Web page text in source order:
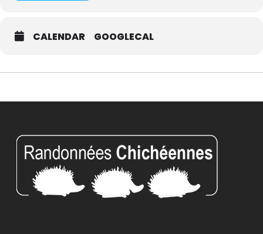
CALENDAR GOOGLECAL